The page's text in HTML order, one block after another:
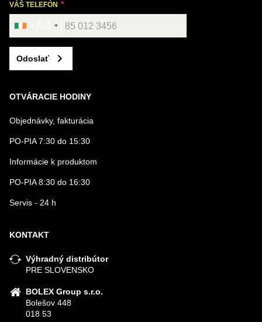
VÁŠ TELEFÓN
Odoslať
OTVÁRACIE HODINY
Objednávky, fakturácia
PO-PIA 7:30 do 15:30
Informácie k produktom
PO-PIA 8:30 do 16:30
Servis - 24 h
KONTAKT
Výhradný distribútor
PRE SLOVENSKO
BOLEX Group s.r.o.
Bolešov 448
018 53